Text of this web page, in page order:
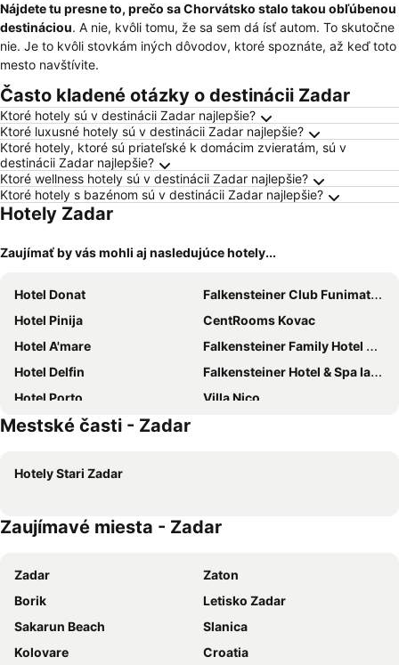
Nájdete tu presne to, prečo sa Chorvátsko stalo takou obľúbenou
destináciou. A nie, kvôli tomu, že sa sem dá ísť autom. To skutočne
nie. Je to kvôli stovkám iných dôvodov, ktoré spoznáte, až keď toto
mesto navštívite.
Často kladené otázky o destinácii Zadar
Ktoré hotely sú v destinácii Zadar najlepšie?
Ktoré luxusné hotely sú v destinácii Zadar najlepšie?
Ktoré hotely, ktoré sú priateľské k domácim zvieratám, sú v
destinácii Zadar najlepšie?
Ktoré wellness hotely sú v destinácii Zadar najlepšie?
Ktoré hotely s bazénom sú v destinácii Zadar najlepšie?
Hotely Zadar
Zaujímať by vás mohli aj nasledujúce hotely...
Hotel Donat
Falkensteiner Club Funimation Borik
Hotel Pinija
CentRooms Kovac
Hotel A'mare
Falkensteiner Family Hotel Diadora
Hotel Delfin
Falkensteiner Hotel & Spa Iadera
Hotel Porto
Villa Nico
Hotel Petrcane
Hotel Marinko
Villa Triana
Hotel Laguna
Villa Natalie
Apartment with large Seaview Terrace
Miramare Hotel
Diklo Beach Apartments
Villa Anton
Holiday House Zaton
Guesthouse Barić
Villa Sonja
Mestské časti - Zadar
Hotely Stari Zadar
Zaujímavé miesta - Zadar
Zadar
Zaton
Borik
Letisko Zadar
Sakarun Beach
Slanica
Kolovare
Croatia